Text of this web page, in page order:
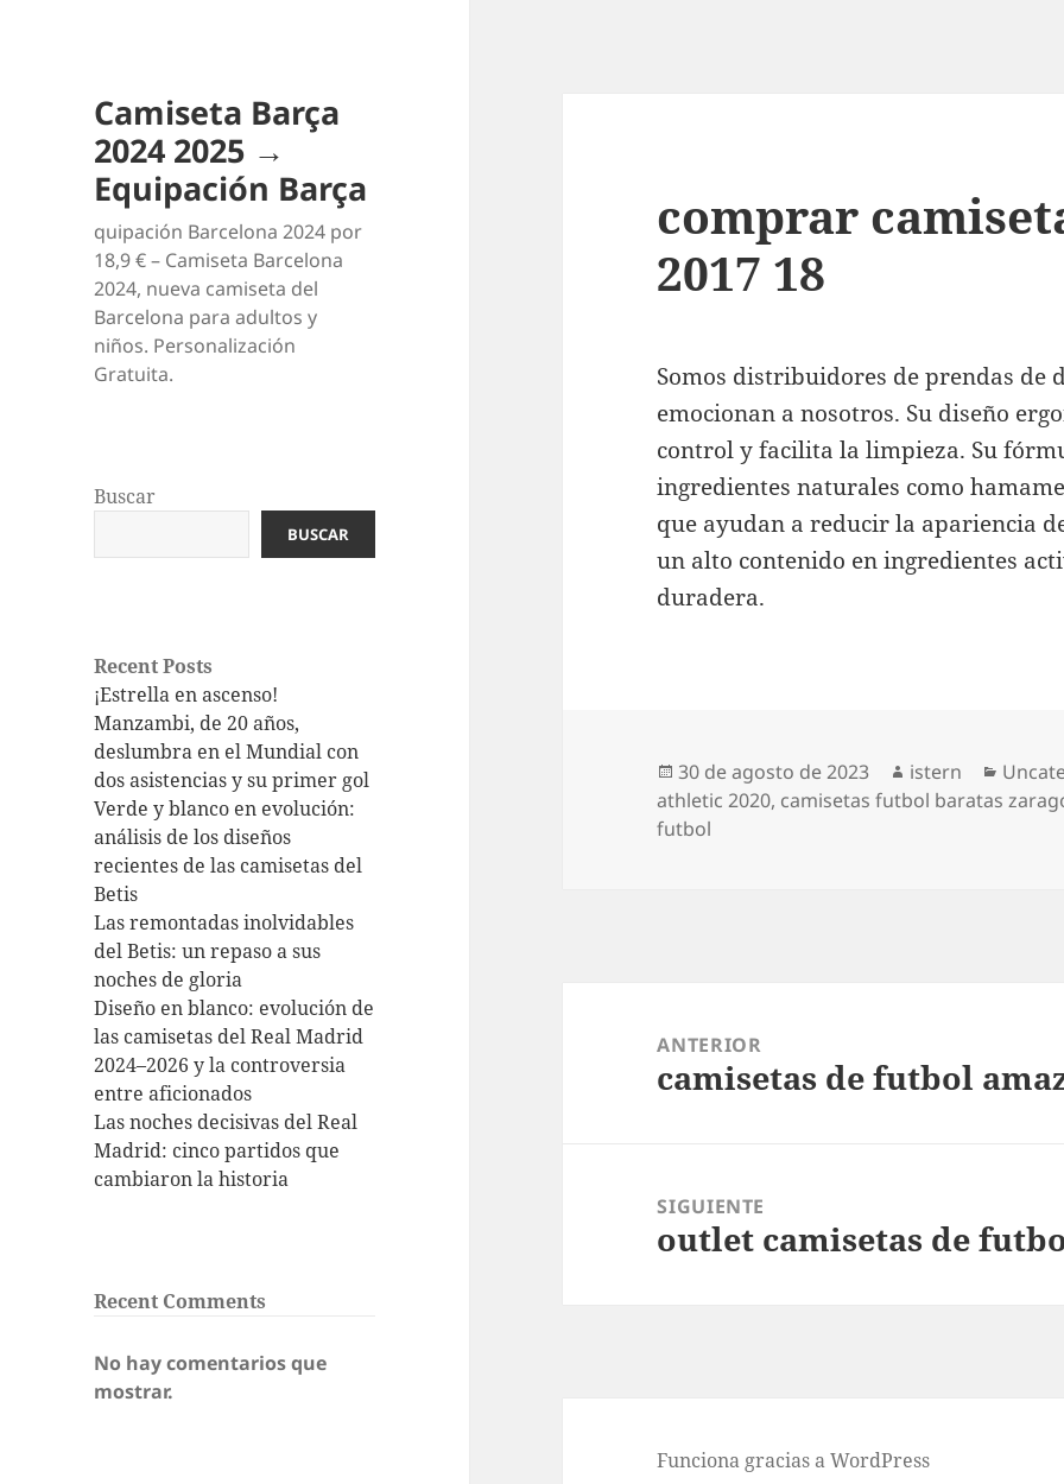
Camiseta Barça
2024 2025 →
Equipación Barça
quipación Barcelona 2024 por
18,9 € – Camiseta Barcelona
2024, nueva camiseta del
Barcelona para adultos y
niños. Personalización
Gratuita.
Buscar
BUSCAR
Recent Posts
¡Estrella en ascenso!
Manzambi, de 20 años,
deslumbra en el Mundial con
dos asistencias y su primer gol
Verde y blanco en evolución:
análisis de los diseños
recientes de las camisetas del
Betis
Las remontadas inolvidables
del Betis: un repaso a sus
noches de gloria
Diseño en blanco: evolución de
las camisetas del Real Madrid
2024–2026 y la controversia
entre aficionados
Las noches decisivas del Real
Madrid: cinco partidos que
cambiaron la historia
Recent Comments
No hay comentarios que
mostrar.
comprar
2017 18
Somos distribuidores de prendas de
emocionan a nosotros. Su diseño
control y facilita la limpieza. Su
ingredientes naturales como
que ayudan a reducir la apariencia
un alto contenido en ingredientes
duradera.
Publicado
el
30 de agosto de 2023 Autor
istern
athletic 2020, camisetas futbol baratas
futbol
entradas
ANTERIOR
Entrada
camisetas de futbol
SIGUIENTE
Entrada
outlet camisetas de
Funciona gracias a WordPress